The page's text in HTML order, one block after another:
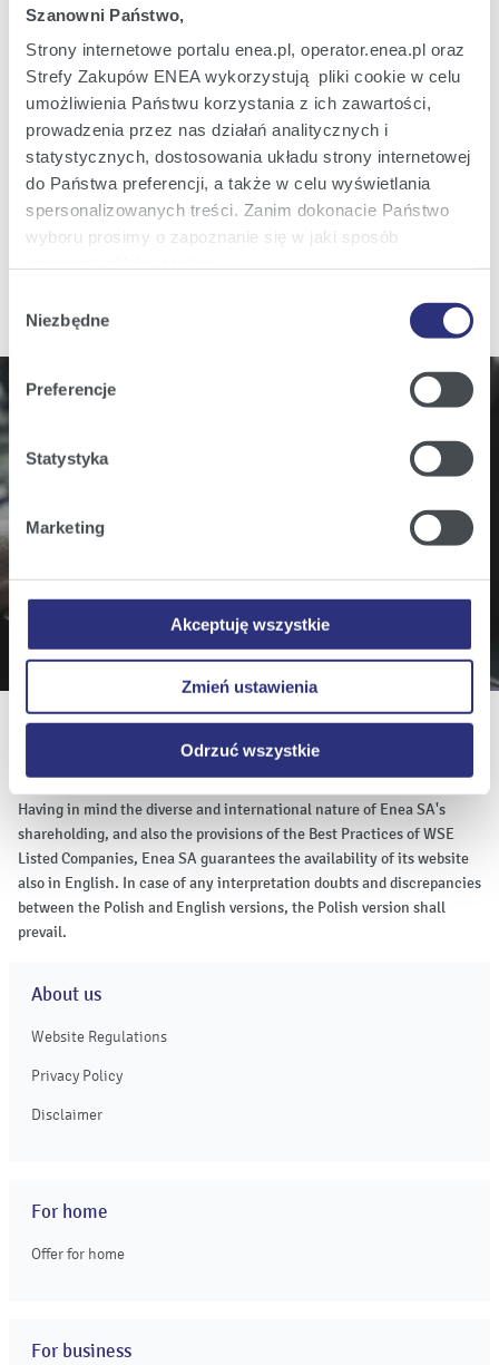
Szanowni Państwo,
Strony internetowe portalu enea.pl, operator.enea.pl oraz
Strefy Zakupów ENEA wykorzystują pliki cookie w celu
umożliwienia Państwu korzystania z ich zawartości,
prowadzenia przez nas działań analitycznych i
statystycznych, dostosowania układu strony internetowej
do Państwa preferencji, a także w celu wyświetlania
spersonalizowanych treści. Zanim dokonacie Państwo
wyboru prosimy o zapoznanie się w jaki sposób
Szczegółowe informacje na ten temat znajdziecie
Polityce
zgodę na umieszczenie wszystkich rodzajów plików
cookie z których korzystamy, na Państwa urządzeniu.
jakie rodzaje plików cookie będziemy umieszczać w
KlikającOdrzuć wszystkie, odmawiacie Państwo
dotyczy jednak plików cookie niezbędnych do
prawidłowego wyświetlania i działania naszych stron
zgody
Niezbędne
Preferencje
Statystyka
Marketing
Akceptuję wszystkie
Zmień ustawienia
Odrzuć wszystkie
Załącznik do RB 52 Projekty uchwał NWZ
.pdf 0.6 MB
Attachment to CR 52 EGM draft resolutions
.pdf 0.4 MB
Do you wish to know more? Stay updated!
Sign up for our email notifications of all revelant
business information.
Having in mind the diverse and international nature of Enea SA's
shareholding, and also the provisions of the Best Practices of WSE
Listed Companies, Enea SA guarantees the availability of its website
also in English. In case of any interpretation doubts and discrepancies
between the Polish and English versions, the Polish version shall
prevail.
About us
Website Regulations
Privacy Policy
Disclaimer
For home
Offer for home
For business